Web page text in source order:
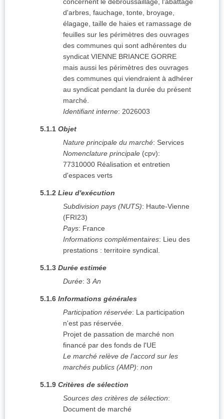
concernent le débroussaillage, l'abattage
d'arbres, fauchage, tonte, broyage,
élagage, taille de haies et ramassage de
feuilles sur les périmètres des ouvrages
des communes qui sont adhérentes du
syndicat VIENNE BRIANCE GORRE
mais aussi les périmètres des ouvrages
des communes qui viendraient à adhérer
au syndicat pendant la durée du présent
marché.
Identifiant interne: 2026003
5.1.1 Objet
Nature principale du marché: Services
Nomenclature principale (cpv):
77310000 Réalisation et entretien
d'espaces verts
5.1.2 Lieu d'exécution
Subdivision pays (NUTS): Haute-Vienne
(FRI23)
Pays: France
Informations complémentaires: Lieu des
prestations : territoire syndical.
5.1.3 Durée estimée
Durée: 3 An
5.1.6 Informations générales
Participation réservée: La participation
n'est pas réservée.
Projet de passation de marché non
financé par des fonds de l'UE
Le marché relève de l'accord sur les
marchés publics (AMP): non
5.1.9 Critères de sélection
Sources des critères de sélection:
Document de marché